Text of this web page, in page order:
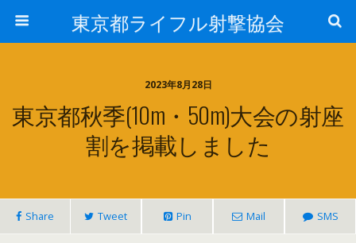
東京都ライフル射撃協会
2023年8月28日
東京都秋季(10m・50m)大会の射座
割を掲載しました
Share Tweet Pin Mail SMS